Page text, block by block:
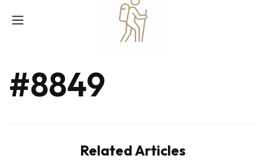
#8849
Related Articles